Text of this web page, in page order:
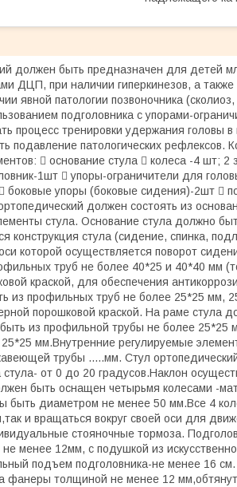
должен быть предназначен для детей
ДЦП, при наличии гиперкинезов, а также
явной патологии позвоночника
подголовника с упорами-
процесс тренировки удержания головы
подавление патологических рефлексов.
 основание стула  колеса -4 шт;
1шт  упоры-ограничители для
боковые упоры (боковые сидения)-2шт 
должен состоять из
стула. Основание стула должно
конструкция стула (сидение, спинка,
которой осуществляется поворот
труб не более 40*25 и 40*40 мм
краской, для обеспечения
из профильных труб не более 25*25 мм,
порошковой краской. На раме стула
из профильной трубы не более 25*25
мм.Внутренние регулируемые
трубы .....мм. Стул
от 0 до 20 градусов.Наклон
быть оснащен четырьмя колесами -
быть диаметром не менее 50 мм.Все 4
и вращаться вокруг своей оси для
стояночные тормоза.
менее 12мм, с подушкой из
подъем подголовника-не менее 16
фанеры толщиной не менее 12